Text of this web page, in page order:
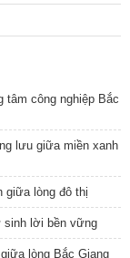
tâm công nghiệp Bắc
lưu giữa miền xanh
giữa lòng đô thị
sinh lời bền vững
lòng Bắc Giang